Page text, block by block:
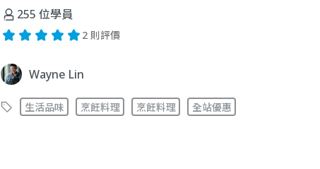
255 位學員
2 則評價
Wayne Lin
生活品味 烹飪料理 烹飪料理 全站優惠